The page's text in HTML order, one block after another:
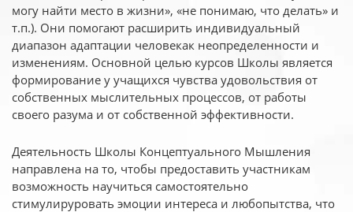
могу найти место в жизни», «не понимаю, что делать» и
т.п.). Они помогают расширить индивидуальный
диапазон адаптации человекак неопределенности и
изменениям. Основной целью курсов Школы является
формирование у учащихся чувства удовольствия от
собственных мыслительных процессов, от работы
своего разума и от собственной эффективности.
Деятельность Школы Концептуального Мышления
направлена на то, чтобы предоставить участникам
возможность научиться самостоятельно
стимулируровать эмоции интереса и любопытства, что